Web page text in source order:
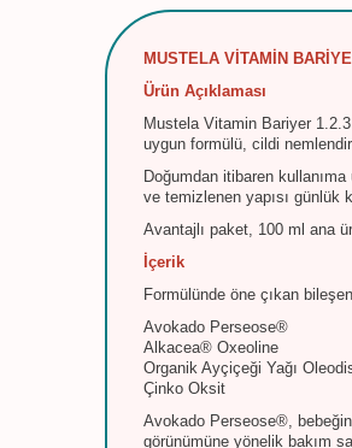
MUSTELA VİTAMİN
Ürün Açıklaması
Mustela Vitamin Bariyer
uygun formülü, cildi
Doğumdan itibaren
ve temizlenen yapısı günlük
Avantajlı paket, 100 ml ana
İçerik
Formülünde öne çıkan
Avokado Perseose®
Alkacea® Oxeoline
Organik Ayçiçeği Yağı
Çinko Oksit
Avokado Perseose®,
görünümüne yönelik bakım